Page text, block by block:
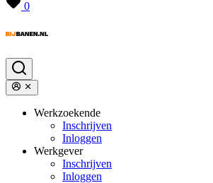
0
Werkzoekende
Inschrijven
Inloggen
Werkgever
Inschrijven
Inloggen